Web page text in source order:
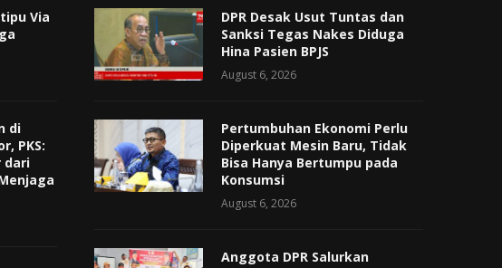
Via
di
PKS:
dari
DPR Desak Usut Tuntas dan
Sanksi Tegas Nakes Diduga
Hina Pasien BPJS
August 6, 2026
Pertumbuhan Ekonomi Perlu
Diperkuat Mesin Baru, Tidak
Bisa Hanya Bertumpu pada
Konsumsi
August 6, 2026
Anggota DPR Salurkan